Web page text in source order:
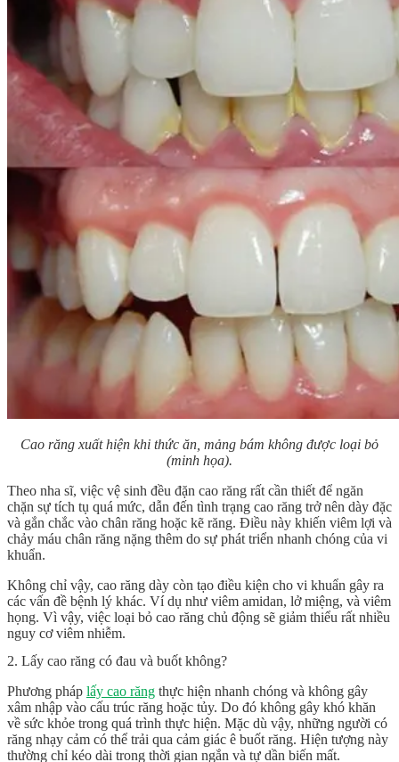
Cao răng xuất hiện khi thức ăn, mảng bám không được loại bỏ
(minh họa).
Theo nha sĩ, việc vệ sinh đều đặn cao răng rất cần thiết để ngăn
chặn sự tích tụ quá mức, dẫn đến tình trạng cao răng trở nên dày đặc
và gắn chắc vào chân răng hoặc kẽ răng. Điều này khiến viêm lợi và
chảy máu chân răng nặng thêm do sự phát triển nhanh chóng của vi
khuẩn.
Không chỉ vậy, cao răng dày còn tạo điều kiện cho vi khuẩn gây ra
các vấn đề bệnh lý khác. Ví dụ như viêm amidan, lở miệng, và viêm
họng. Vì vậy, việc loại bỏ cao răng chủ động sẽ giảm thiểu rất nhiều
nguy cơ viêm nhiễm.
2. Lấy cao răng có đau và buốt không?
Phương pháp lấy cao răng thực hiện nhanh chóng và không gây
xâm nhập vào cấu trúc răng hoặc tủy. Do đó không gây khó khăn
về sức khỏe trong quá trình thực hiện. Mặc dù vậy, những người có
răng nhạy cảm có thể trải qua cảm giác ê buốt răng. Hiện tượng này
thường chỉ kéo dài trong thời gian ngắn và tự dần biến mất.